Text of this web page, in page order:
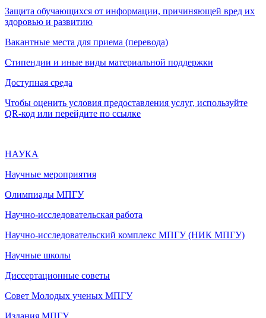
Защита обучающихся от информации, причиняющей вред их
здоровью и развитию
Вакантные места для приема (перевода)
Стипендии и иные виды материальной поддержки
Доступная среда
Чтобы оценить условия предоставления услуг, используйте
QR-код или перейдите по ссылке
НАУКА
Научные мероприятия
Олимпиады МПГУ
Научно-исследовательская работа
Научно-исследовательский комплекс МПГУ (НИК МПГУ)
Научные школы
Диссертационные советы
Совет Молодых ученых МПГУ
Издания МПГУ